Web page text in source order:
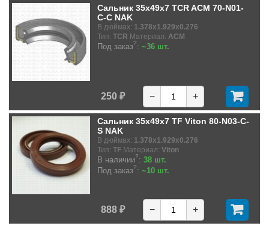
Сальник 35x49x7 TCR ACM 70-N01-
C-C NAK
В дюймах: 1.378x1.929x0.276
Тип: TCR Материал: ACM
Под заказ?: ~36 шт.
250 ₽ − +
Сальник 35x49x7 TF Viton 80-N03-C-
S NAK
В дюймах: 1.378x1.929x0.276
Тип: TF Материал: Viton
В наличии?: 38 шт.
Под заказ?: ~10 шт.
888 ₽ − +